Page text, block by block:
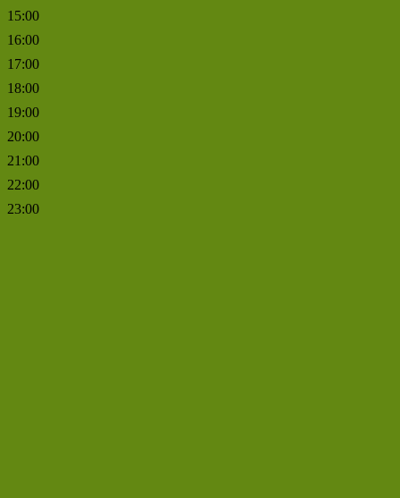
15:00
16:00
17:00
18:00
19:00
20:00
21:00
22:00
23:00